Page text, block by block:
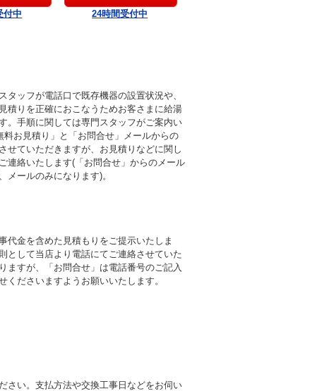
付中 24時間受付中
ッフが電話口で既存機器の設置状況や、
積りを正確におこなうためお客さまに給湯
。手順に関しては専門スタッフがご案内い
お見積り」と「お問合せ」メールからの
せていただきますが、お見積りなどに関し
連絡いたします(「お問合せ」からのメール
メールのみになります)。
代金を含めた見積もりをご提示いたしま
として当店より電話にてご連絡させていた
ますが、「お問合せ」は電話番号のご記入
ださいますようお願いいたします。
さい。支払方法や交換工事日などをお伺い